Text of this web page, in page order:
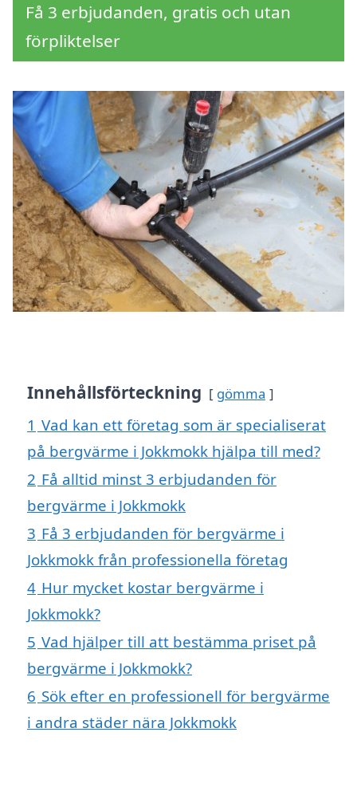
Få 3 erbjudanden, gratis och utan
förpliktelser
Innehållsförteckning gömma
1 Vad kan ett företag som är specialiserat
på bergvärme i Jokkmokk hjälpa till med?
2 Få alltid minst 3 erbjudanden för
bergvärme i Jokkmokk
3 Få 3 erbjudanden för bergvärme i
Jokkmokk från professionella företag
4 Hur mycket kostar bergvärme i
Jokkmokk?
5 Vad hjälper till att bestämma priset på
bergvärme i Jokkmokk?
6 Sök efter en professionell för bergvärme
i andra städer nära Jokkmokk